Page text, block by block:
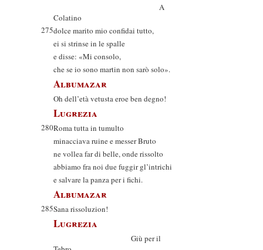
A
Colatino
275dolce marito mio confidai tutto,
ei si strinse in le spalle
e disse: «Mi consolo,
che se io sono martin non sarò solo».
Albumazar
Oh dell’età vetusta eroe ben degno!
Lugrezia
280Roma tutta in tumulto
minacciava ruine e messer Bruto
ne vollea far di belle, onde rissolto
abbiamo fra noi due fuggir gl’intrichi
e salvare la panza per i fichi.
Albumazar
285Sana rissoluzion!
Lugrezia
Giù per il